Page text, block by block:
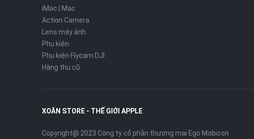
iMac | Mac
Action Camera
Lens máy ảnh
Phụ kiện
Phụ kiện Flycam DJI
Hàng thu cũ
XOĂN STORE - THẾ GIỚI APPLE
Copyright@ 2023 Công ty cổ phần thương mại Ego Mobicon